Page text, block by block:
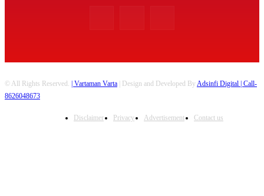
© All Rights Reserved. | Vartaman Varta | Design and Developed By Adsinfi Digital | Call-
8626048673
Disclaimer Privacy Advertisement Contact us